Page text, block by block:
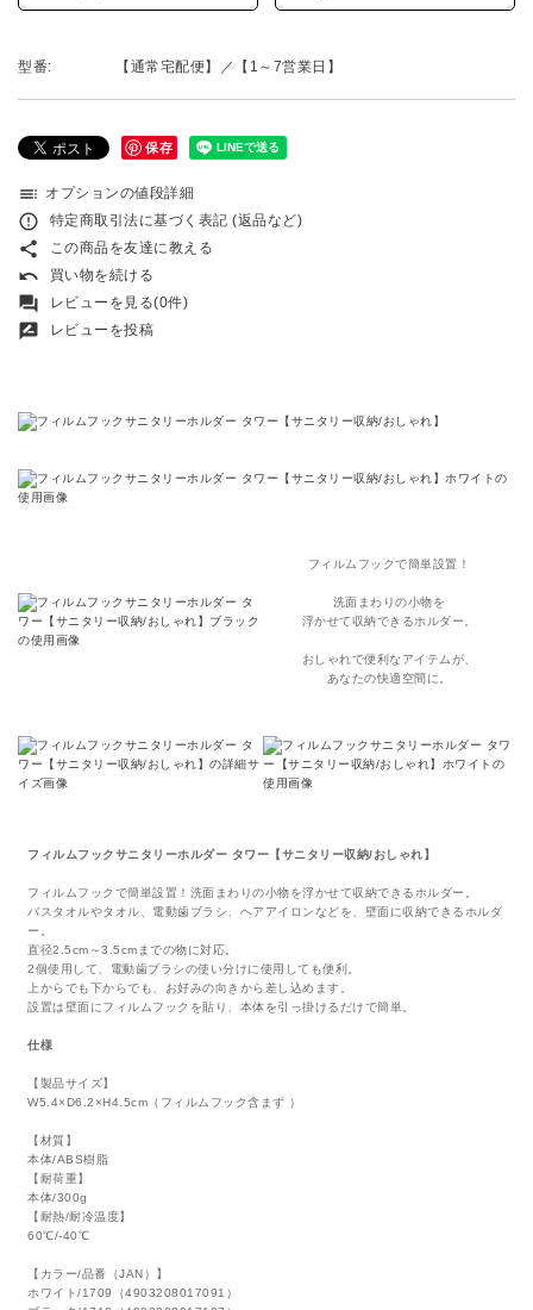
型番: 【通常宅配便】／【1～7営業日】
保存
toc オプションの値段詳細
error_outline 特定商取引法に基づく表記 (返品など)
share この商品を友達に教える
undo 買い物を続ける
forum レビューを見る(0件)
rate_review レビューを投稿
フィルムフックで簡単設置！
洗面まわりの小物を
浮かせて収納できるホルダー。
おしゃれで便利なアイテムが、
あなたの快適空間に。
フィルムフックサニタリーホルダー タワー【サニタリー収納/おしゃれ】
フィルムフックで簡単設置！洗面まわりの小物を浮かせて収納できるホルダー。
バスタオルやタオル、電動歯ブラシ、ヘアアイロンなどを、壁面に収納できるホルダ
ー。
直径2.5cm～3.5cmまでの物に対応。
2個使用して、電動歯ブラシの使い分けに使用しても便利。
上からでも下からでも、お好みの向きから差し込めます。
設置は壁面にフィルムフックを貼り、本体を引っ掛けるだけで簡単。
仕様
【製品サイズ】
W5.4×D6.2×H4.5cm（フィルムフック含まず ）
【材質】
本体/ABS樹脂
【耐荷重】
本体/300g
【耐熱/耐冷温度】
60℃/-40℃
【カラー/品番（JAN）】
ホワイト/1709（4903208017091）